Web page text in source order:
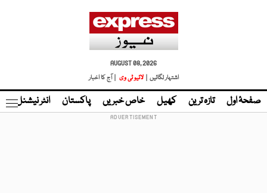
AUGUST 08, 2026
اشتہار لگائیں |
لائیو ٹی وی | آج کا اخبار
صفحۂ اول تازہ ترین کھیل خاص خبریں پاکستان انٹر نیشنل